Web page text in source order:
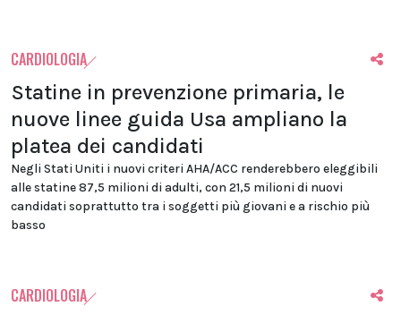
CARDIOLOGIA
Statine in prevenzione primaria, le
nuove linee guida Usa ampliano la
platea dei candidati
Negli Stati Uniti i nuovi criteri AHA/ACC renderebbero eleggibili
alle statine 87,5 milioni di adulti, con 21,5 milioni di nuovi
candidati soprattutto tra i soggetti più giovani e a rischio più
basso
CARDIOLOGIA